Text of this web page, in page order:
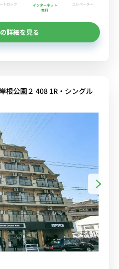
トロック
インターネット
無料
エレベーター
詳細を見る
根公園２ 408 1R・シングル